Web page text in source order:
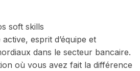
soft skills
esprit d’équipe et
dans le secteur bancaire.
où vous avez fait la différence